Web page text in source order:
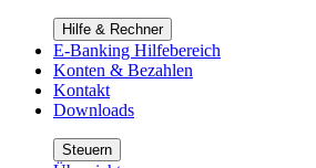
Hilfe & Rechner
E-Banking Hilfebereich
Konten & Bezahlen
Kontakt
Downloads
Steuern